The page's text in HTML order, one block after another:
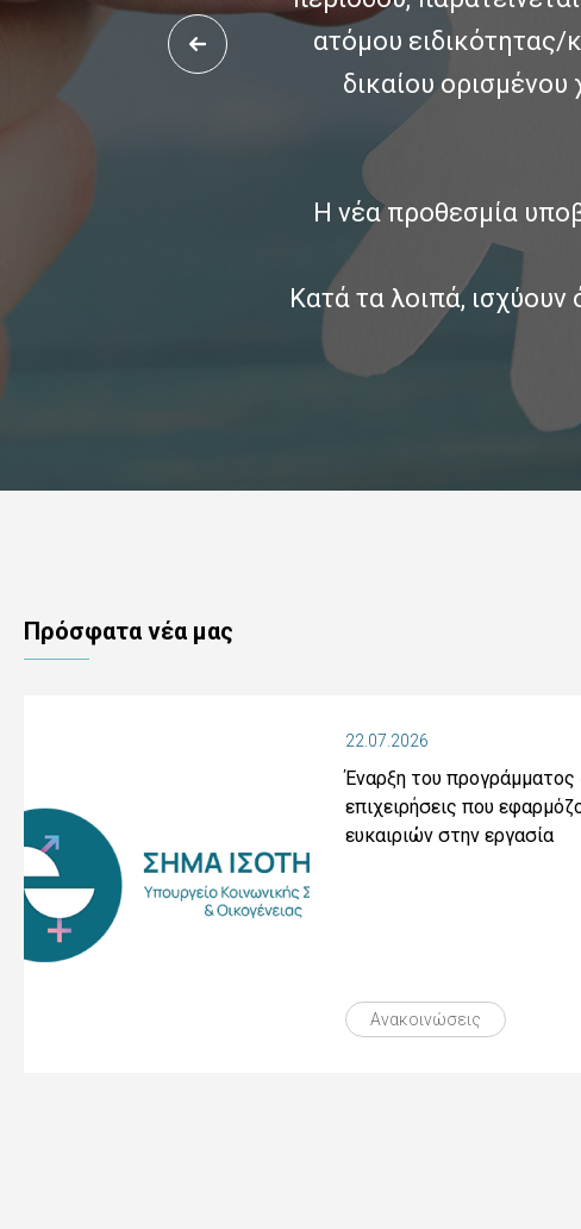
ατόμου
δικαίου
Η νέα προθεσμία
Κατά τα λοιπά,
Πρόσφατα νέα μας
22.07.2026
Έναρξη του προγράμματος
επιχειρήσεις που
ευκαιριών στην εργασία
Ανακοινώσεις